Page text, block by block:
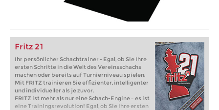
Fritz 21
Ihr persönlicher Schachtrainer - Egal, ob Sie Ihre
ersten Schritte in die Welt des Vereinsschachs
machen oder bereits auf Turnierniveau spielen:
Mit FRITZ trainieren Sie effizienter, intelligenter
und individueller als je zuvor.
FRITZ ist mehr als nur eine Schach-Engine – es ist
eine Trainingsrevolution! Egal, ob Sie Ihre ersten